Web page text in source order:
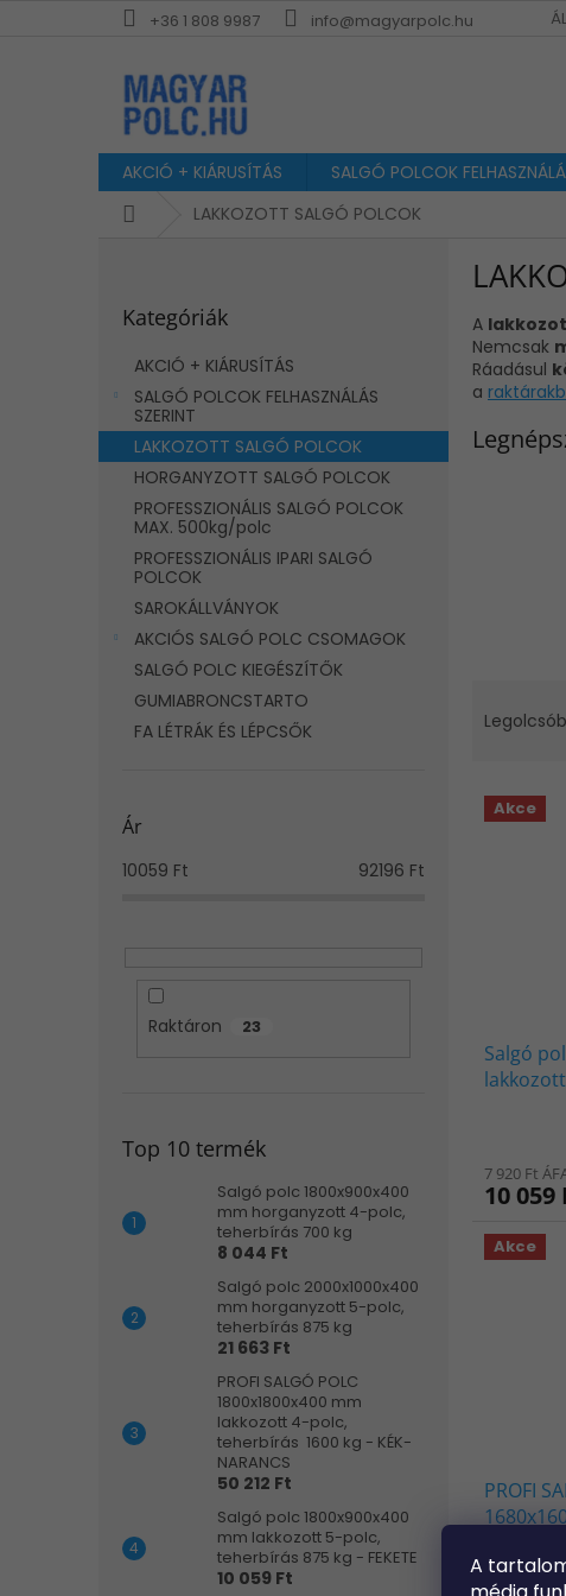
A
+36 1 808 9987 info@magyarpolc.hu
AKCIÓ + KIÁRUSÍTÁS SALGÓ POLCOK
KezdőlapLAKKOZOTT SALGÓ POLCOK
p
a
átugrása
Kategóriák
AKCIÓ + KIÁRUSÍTÁS
SALGÓ POLCOK FELHASZNÁLÁS
SZERINT
LAKKOZOTT SALGÓ POLCOK
HORGANYZOTT SALGÓ POLCOK
PROFESSZIONÁLIS SALGÓ POLCOK
MAX. 500kg/polc
PROFESSZIONÁLIS IPARI SALGÓ
POLCOK
SAROKÁLLVÁNYOK
AKCIÓS SALGÓ POLC CSOMAGOK
SALGÓ POLC KIEGÉSZÍTŐK
GUMIABRONCSTARTO
FA LÉTRÁK ÉS LÉPCSŐK
Ár
10059 Ft 92196 Ft
Raktáron 23
Top 10 termék
Salgó polc 1800x900x400
mm horganyzott 4-polc,
teherbírás 700 kg
8 044 Ft
Salgó polc 2000x1000x400
mm horganyzott 5-polc,
teherbírás 875 kg
21 663 Ft
PROFI SALGÓ POLC
1800x1800x400 mm
lakkozott 4-polc,
teherbírás 1600 kg - KÉK-
NARANCS
50 212 Ft
Salgó polc 1800x900x400
mm lakkozott 5-polc,
teherbírás 875 kg - FEKETE
10 059 Ft
A
Nemcsak
Ráadásul
a
Akce
Salgó
7 920 Ft
10 059
Akce
PROFI